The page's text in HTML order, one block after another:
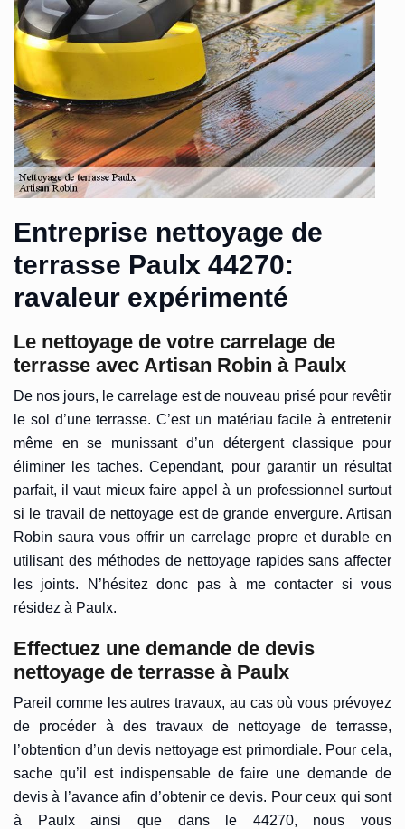
Entreprise nettoyage de
terrasse Paulx 44270:
ravaleur expérimenté
Le nettoyage de votre carrelage de
terrasse avec Artisan Robin à Paulx
De nos jours, le carrelage est de nouveau prisé pour revêtir
le sol d’une terrasse. C’est un matériau facile à entretenir
même en se munissant d’un détergent classique pour
éliminer les taches. Cependant, pour garantir un résultat
parfait, il vaut mieux faire appel à un professionnel surtout
si le travail de nettoyage est de grande envergure. Artisan
Robin saura vous offrir un carrelage propre et durable en
utilisant des méthodes de nettoyage rapides sans affecter
les joints. N’hésitez donc pas à me contacter si vous
résidez à Paulx.
Effectuez une demande de devis
nettoyage de terrasse à Paulx
Pareil comme les autres travaux, au cas où vous prévoyez
de procéder à des travaux de nettoyage de terrasse,
l’obtention d’un devis nettoyage est primordiale. Pour cela,
sache qu’il est indispensable de faire une demande de
devis à l’avance afin d’obtenir ce devis. Pour ceux qui sont
à Paulx ainsi que dans le 44270, nous vous